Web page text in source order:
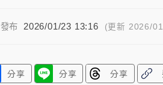
發布 2026/01/23 13:16 (更新 2026/
分享 分享 分享